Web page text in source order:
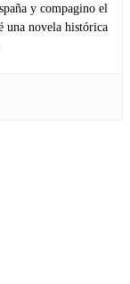
y compagino el
una novela histórica